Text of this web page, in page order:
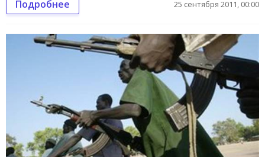
Подробнее 25 сентября 2011, 00:00